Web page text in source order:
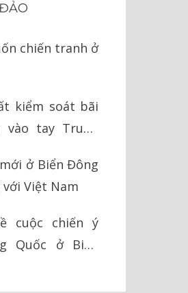
chiến tranh ở
kiểm soát bãi
vào tay Trung
ở Biển Đông
với Việt Nam
cuộc chiến ý
Quốc ở Biển